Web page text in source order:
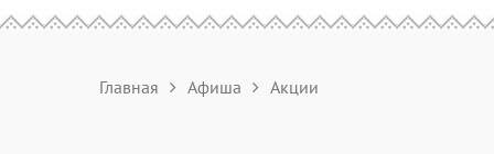
Главная Афиша Акции